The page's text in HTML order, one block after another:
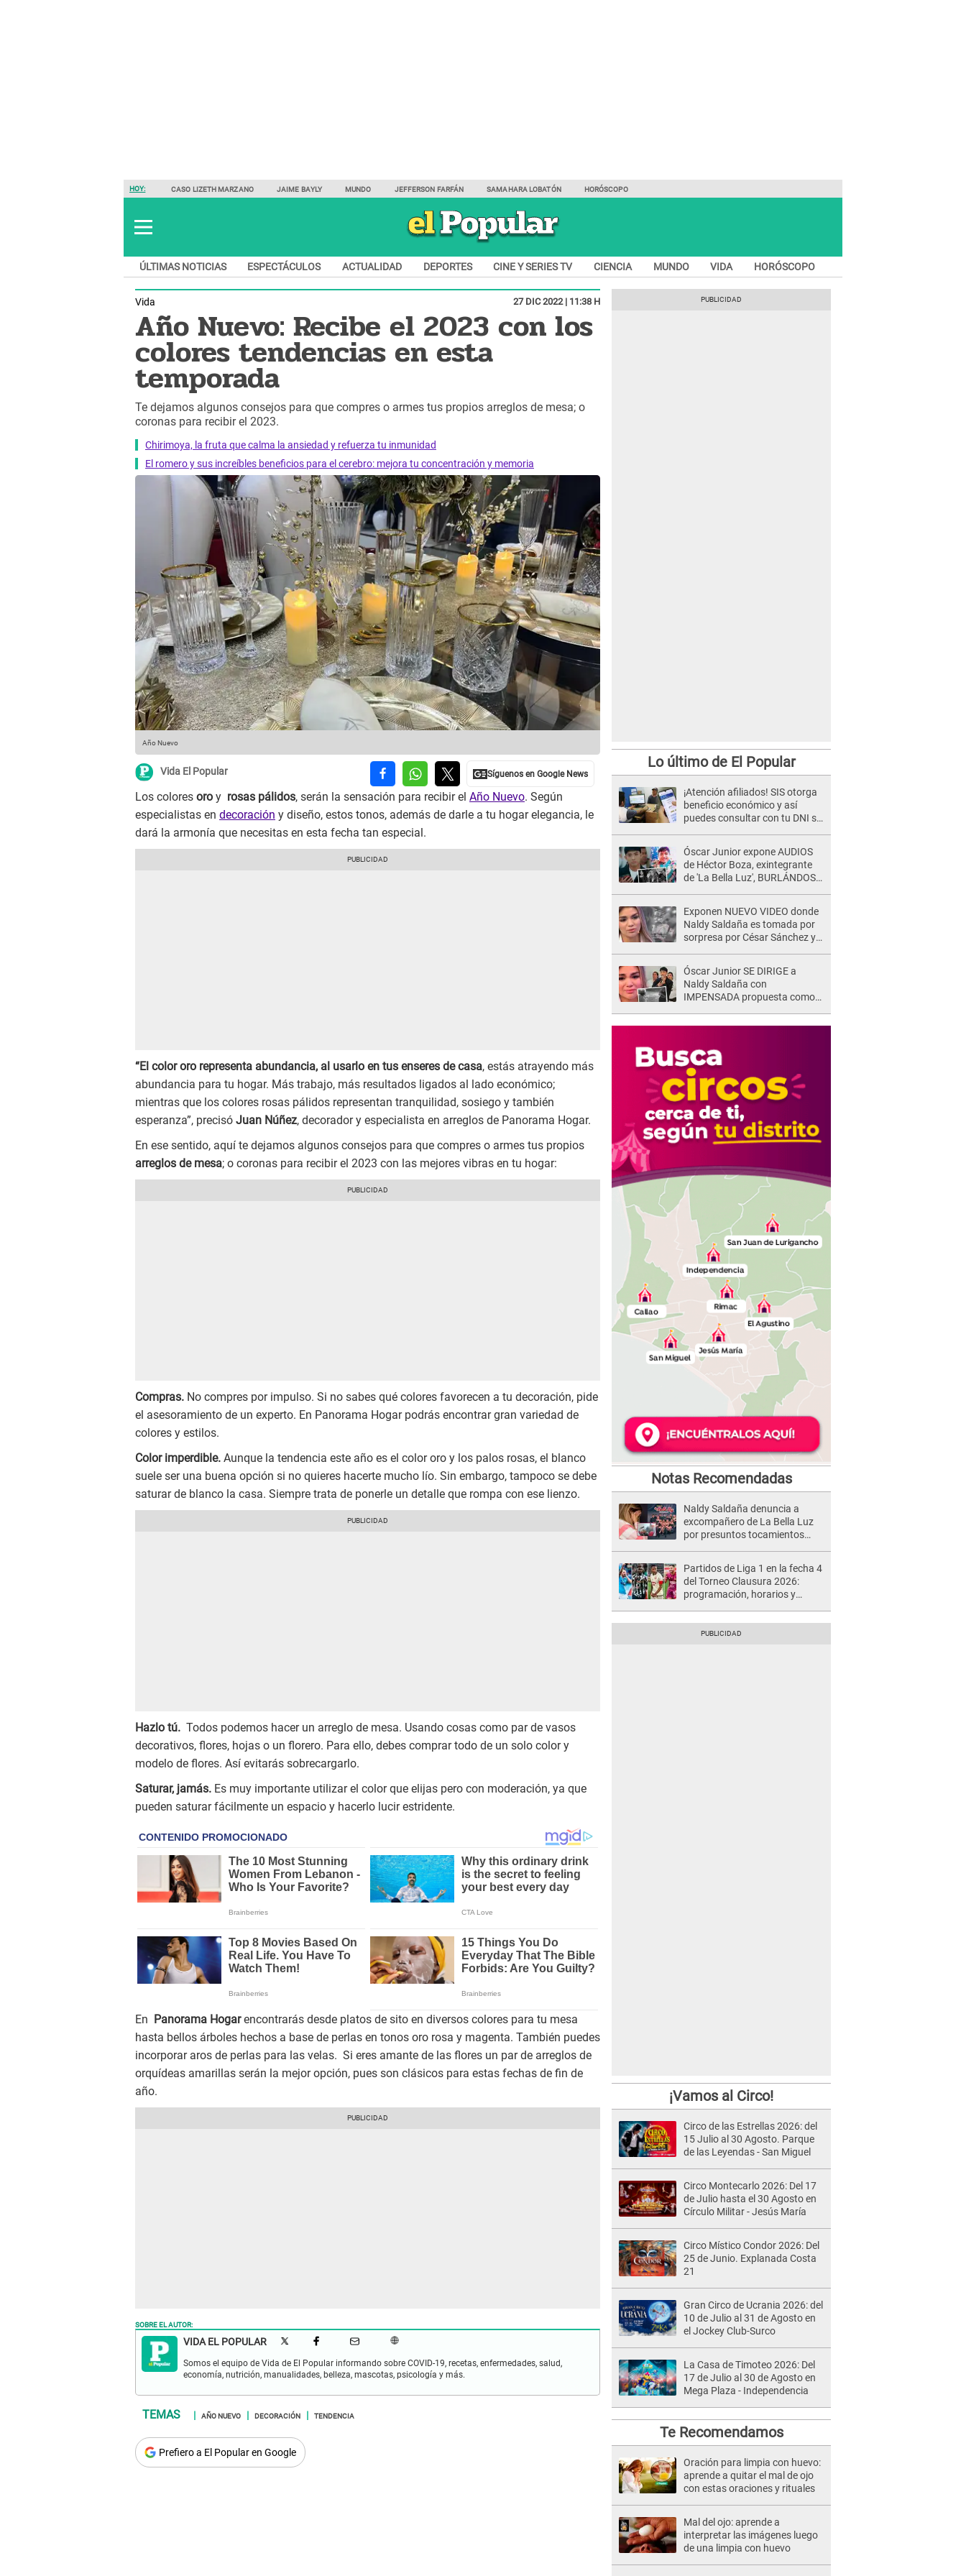
HOY: CASO LIZETH MARZANO JAIME BAYLY MUNDO JEFFERSON FARFÁN SAMAHARA LOBATÓN HORÓSCOPO
ÚLTIMAS NOTICIAS ESPECTÁCULOS ACTUALIDAD DEPORTES CINE Y SERIES TV CIENCIA MUNDO VIDA HORÓSCOPO
Vida 27 DIC 2022 | 11:38 H
Año Nuevo: Recibe el 2023 con los
colores tendencias en esta
temporada
Te dejamos algunos consejos para que compres o armes tus propios arreglos de mesa; o
coronas para recibir el 2023.
Chirimoya, la fruta que calma la ansiedad y refuerza tu inmunidad
El romero y sus increíbles beneficios para el cerebro: mejora tu concentración y memoria
Año Nuevo
Vida El Popular
Los colores oro y rosas pálidos, serán la sensación para recibir el Año Nuevo. Según
especialistas en decoración y diseño, estos tonos, además de darle a tu hogar elegancia, le
dará la armonía que necesitas en esta fecha tan especial.
“El color oro representa abundancia, al usarlo en tus enseres de casa, estás atrayendo más
abundancia para tu hogar. Más trabajo, más resultados ligados al lado económico;
mientras que los colores rosas pálidos representan tranquilidad, sosiego y también
esperanza”, precisó Juan Núñez, decorador y especialista en arreglos de Panorama Hogar.
En ese sentido, aquí te dejamos algunos consejos para que compres o armes tus propios
arreglos de mesa; o coronas para recibir el 2023 con las mejores vibras en tu hogar:
Compras. No compres por impulso. Si no sabes qué colores favorecen a tu decoración, pide
el asesoramiento de un experto. En Panorama Hogar podrás encontrar gran variedad de
colores y estilos.
Color imperdible. Aunque la tendencia este año es el color oro y los palos rosas, el blanco
suele ser una buena opción si no quieres hacerte mucho lío. Sin embargo, tampoco se debe
saturar de blanco la casa. Siempre trata de ponerle un detalle que rompa con ese lienzo.
Hazlo tú. Todos podemos hacer un arreglo de mesa. Usando cosas como par de vasos
decorativos, flores, hojas o un florero. Para ello, debes comprar todo de un solo color y
modelo de flores. Así evitarás sobrecargarlo.
Saturar, jamás. Es muy importante utilizar el color que elijas pero con moderación, ya que
pueden saturar fácilmente un espacio y hacerlo lucir estridente.
En Panorama Hogarencontrarás desde platos de sito en diversos colores para tu mesa
hasta bellos árboles hechos a base de perlas en tonos oro rosa y magenta. También puedes
incorporar aros de perlas para las velas. Si eres amante de las flores un par de arreglos de
orquídeas amarillas serán la mejor opción, pues son clásicos para estas fechas de fin de
año.
SOBRE EL AUTOR:
VIDA EL POPULAR
Somos el equipo de Vida de El Popular informando sobre COVID-19, recetas, enfermedades, salud,
economía, nutrición, manualidades, belleza, mascotas, psicología y más.
AÑO NUEVO DECORACIÓN TENDENCIA
Prefiero a El Popular en Google
Lo último de El Popular
¡Atención afiliados! SIS otorga
beneficio económico y así
puedes consultar con tu DNI si
Óscar Junior expone AUDIOS
de Héctor Boza, exintegrante
de 'La Bella Luz', BURLÁNDOSE
Exponen NUEVO VIDEO donde
Naldy Saldaña es tomada por
sorpresa por César Sánchez y
agarró la mano
Óscar Junior SE DIRIGE a
Naldy Saldaña con
IMPENSADA propuesta como
Notas Recomendadas
Naldy Saldaña denuncia a
excompañero de La Bella Luz
por presuntos tocamientos
Partidos de Liga 1 en la fecha 4
del Torneo Clausura 2026:
programación, horarios y
¡Vamos al Circo!
Circo de las Estrellas 2026: del
15 Julio al 30 Agosto. Parque
de las Leyendas - San Miguel
Circo Montecarlo 2026: Del 17
de Julio hasta el 30 Agosto en
Círculo Militar - Jesús María
Circo Místico Condor 2026: Del
25 de Junio. Explanada Costa
21
Gran Circo de Ucrania 2026: del
10 de Julio al 31 de Agosto en
el Jockey Club-Surco
La Casa de Timoteo 2026: Del
17 de Julio al 30 de Agosto en
Mega Plaza - Independencia
Te Recomendamos
Oración para limpia con huevo:
aprende a quitar el mal de ojo
con estas oraciones y rituales
Mal del ojo: aprende a
interpretar las imágenes luego
de una limpia con huevo